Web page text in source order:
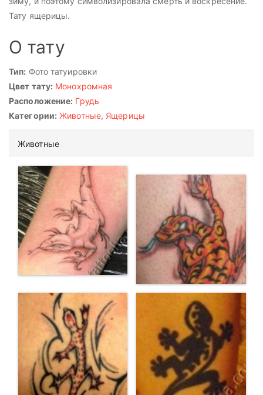
Тату ящерицы.
О тату
Тип: Фото татуировки
Цвет тату: Монохромная
Расположение: Грудь
Категории: Животные, Ящерицы
Животные